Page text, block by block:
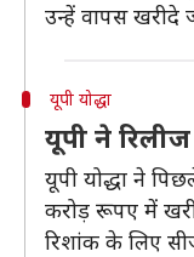
उन्हें वापस खरीदे
यूपी योद्धा
यूपी ने
यूपी योद्धा ने
करोड़ रूपए में
रिशांक के लिए